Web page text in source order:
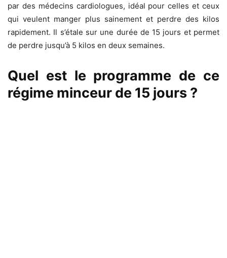
par des médecins cardiologues, idéal pour celles et ceux
qui veulent manger plus sainement et perdre des kilos
rapidement. Il s’étale sur une durée de 15 jours et permet
de perdre jusqu’à 5 kilos en deux semaines.
Quel est le programme de ce
régime minceur de 15 jours ?